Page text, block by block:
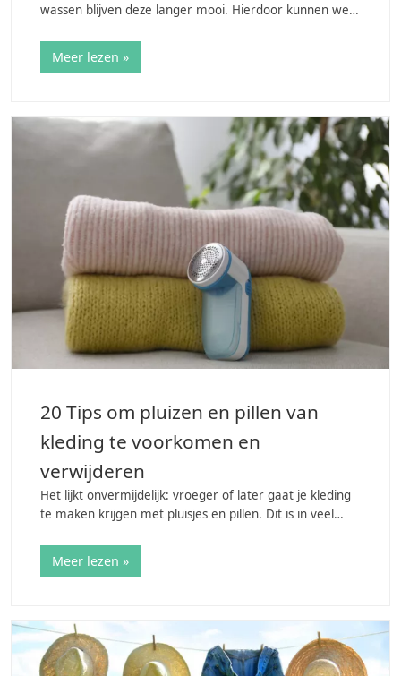
wassen blijven deze langer mooi. Hierdoor kunnen we
Meer lezen »
20 Tips om pluizen en pillen van
kleding te voorkomen en
verwijderen
Het lijkt onvermijdelijk: vroeger of later gaat je kleding
te maken krijgen met pluisjes en pillen. Dit is in veel
Meer lezen »